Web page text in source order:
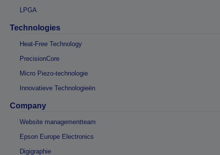
LPGA
Technologies
Heat-Free Technology
PrecisionCore
Micro Piezo-technologie
Innovatieve Technologieën
Company
Website managementteam
Epson Europe Electronics
Digigraphie